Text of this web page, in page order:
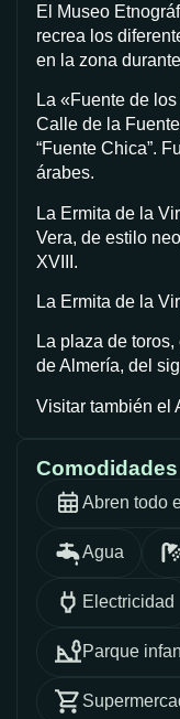
El Museo
recrea los
en la zona
La «Fuente de
Calle de la
“Fuente Chica”.
árabes.
La Ermita de la
Vera, de estilo
XVIII.
La Ermita de la
La plaza de
de Almería, del
Visitar también el
Comodidades
Abren todo
Agua
Electricidad
Parque